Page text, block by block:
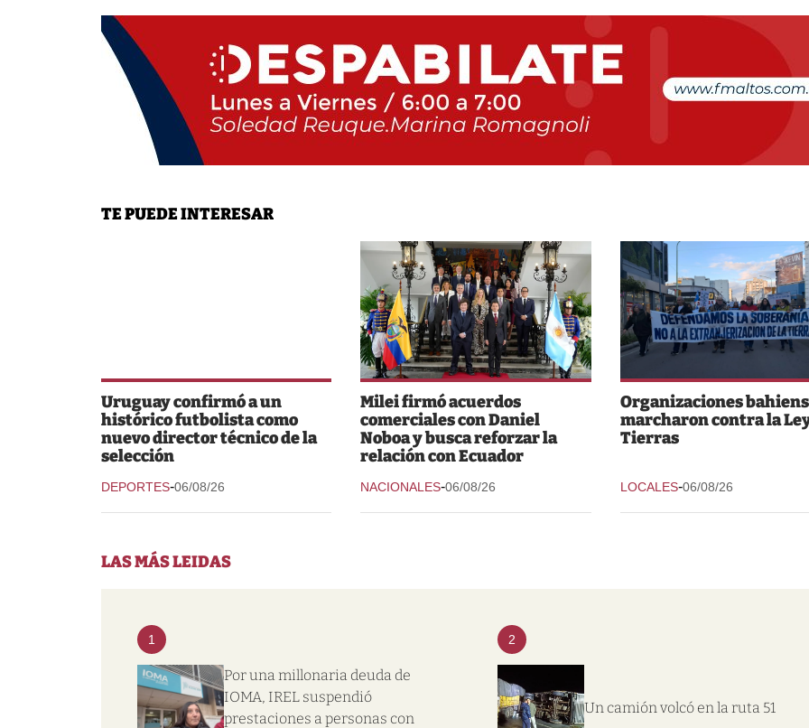
TE PUEDE INTERESAR
Uruguay confirmó a un
histórico futbolista como
nuevo director técnico de la
selección
DEPORTES-06/08/26
Milei firmó acuerdos
comerciales con Daniel
Noboa y busca reforzar la
relación con Ecuador
NACIONALES-06/08/26
Organizaciones
marcharon contra la
Tierras
LOCALES-06/08/26
LAS MÁS LEIDAS
1
Por una millonaria deuda de
IOMA, IREL suspendió
prestaciones a personas con
2
Un camión volcó en la ruta 51